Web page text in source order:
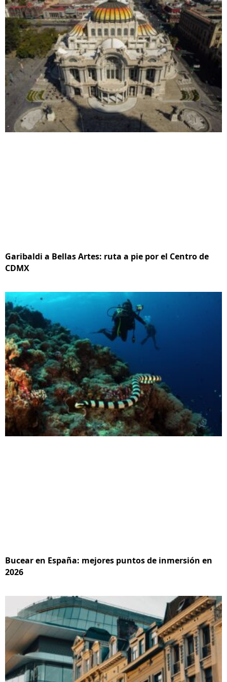
Garibaldi a Bellas Artes: ruta a pie por el Centro de
CDMX
Bucear en España: mejores puntos de inmersión en
2026